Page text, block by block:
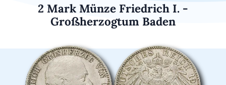
2 Mark Münze Friedrich I. -
Großherzogtum Baden